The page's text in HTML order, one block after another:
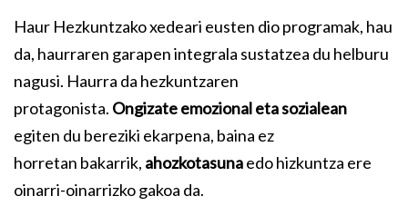
Haur Hezkuntzako xedeari eusten dio programak, hau
da, haurraren garapen integrala sustatzea du helburu
nagusi. Haurra da hezkuntzaren
protagonista. Ongizate emozional eta sozialean
egiten du bereziki ekarpena, baina ez
horretan bakarrik, ahozkotasunaedo hizkuntza ere
oinarri-oinarrizko gakoa da.